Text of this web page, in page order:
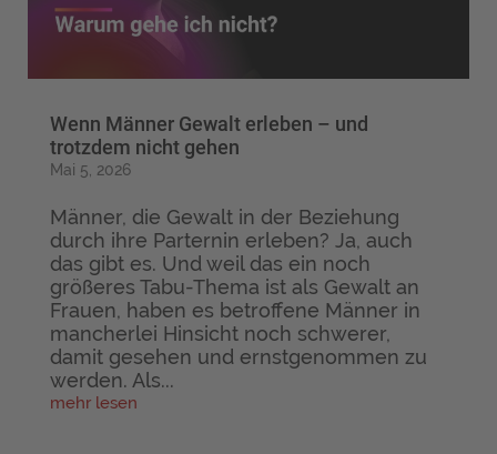
Wenn Männer Gewalt erleben – und
trotzdem nicht gehen
Mai 5, 2026
Männer, die Gewalt in der Beziehung
durch ihre Parternin erleben? Ja, auch
das gibt es. Und weil das ein noch
größeres Tabu-Thema ist als Gewalt an
Frauen, haben es betroffene Männer in
mancherlei Hinsicht noch schwerer,
damit gesehen und ernstgenommen zu
werden. Als...
mehr lesen